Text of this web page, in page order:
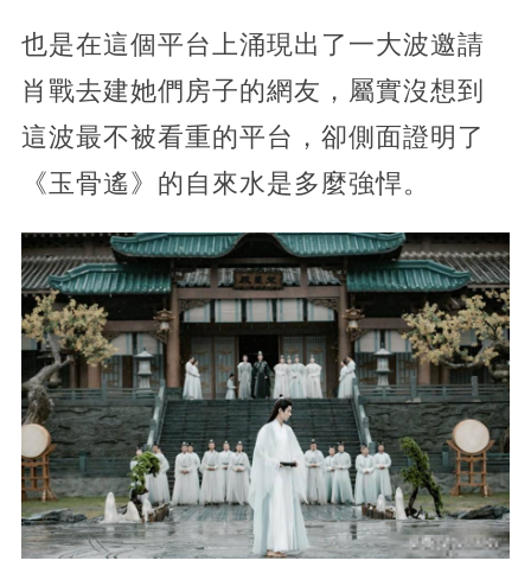
也是在這個平台上涌現出了一大波邀請
肖戰去建她們房子的網友，屬實沒想到
這波最不被看重的平台，卻側面證明了
《玉骨遙》的自來水是多麼強悍。